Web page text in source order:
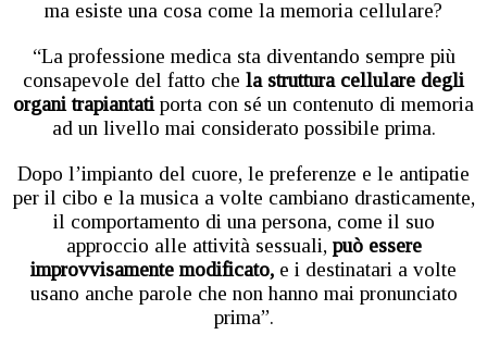
ma esiste una cosa come la memoria cellulare?
“La professione medica sta diventando sempre più
consapevole del fatto che la struttura cellulare degli
organi trapiantati porta con sé un contenuto di memoria
ad un livello mai considerato possibile prima.
Dopo l’impianto del cuore, le preferenze e le antipatie
per il cibo e la musica a volte cambiano drasticamente,
il comportamento di una persona, come il suo
approccio alle attività sessuali, può essere
improvvisamente modificato, e i destinatari a volte
usano anche parole che non hanno mai pronunciato
prima”.